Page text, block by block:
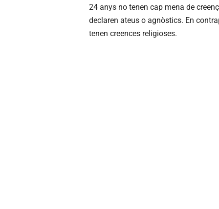
24 anys no tenen cap mena de
declaren ateus o agnòstics. En
tenen creences religioses.